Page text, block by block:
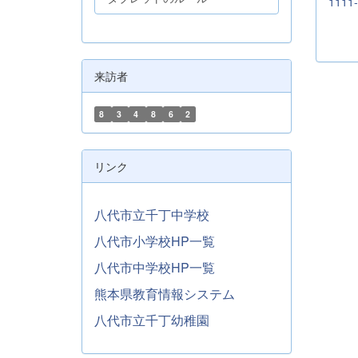
来訪者
8 3 4 8 6 2
リンク
八代市立千丁中学校
八代市小学校HP一覧
八代市中学校HP一覧
熊本県教育情報システム
八代市立千丁幼稚園